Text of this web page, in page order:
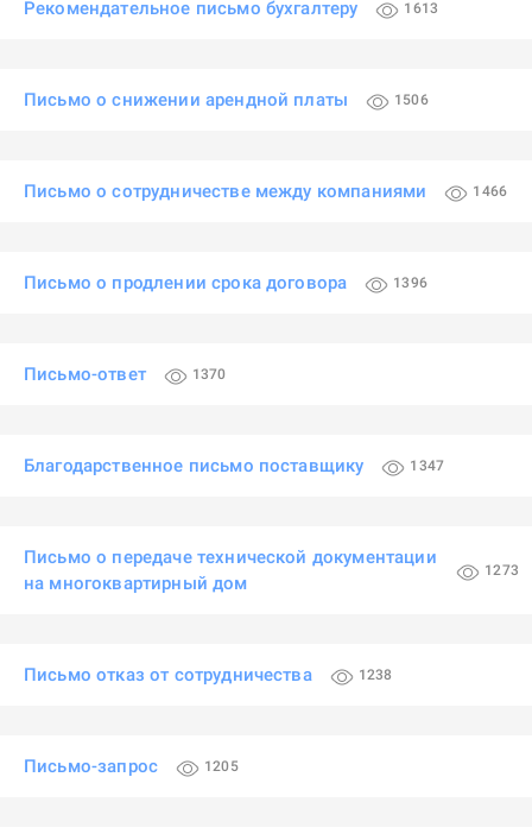
Рекомендательное письмо бухгалтеру 1613
Письмо о снижении арендной платы 1506
Письмо о сотрудничестве между компаниями 1466
Письмо о продлении срока договора 1396
Письмо-ответ 1370
Благодарственное письмо поставщику 1347
Письмо о передаче технической документации
на многоквартирный дом
1273
Письмо отказ от сотрудничества 1238
Письмо-запрос 1205